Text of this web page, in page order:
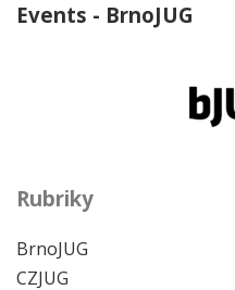
Events - BrnoJUG
Rubriky
BrnoJUG
CZJUG